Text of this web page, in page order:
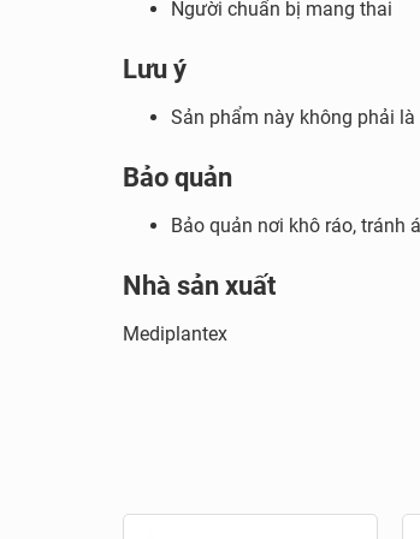
Pharmart.vn với các chuyên gia
khách hàng, nơi cung cấp các
Người chuẩn bị mang thai
Lưu ý
Sản phẩm này không phải
Bảo quản
Bảo quản nơi khô ráo, tránh
Nhà sản xuất
Mediplantex